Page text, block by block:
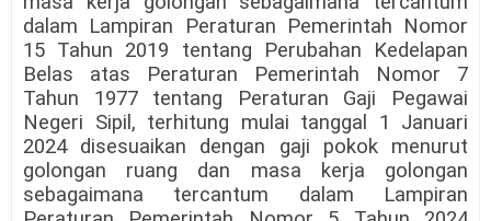
dalam Lampiran Peraturan Pemerintah Nomor
15 Tahun 2019 tentang Perubahan Kedelapan
Belas atas Peraturan Pemerintah Nomor 7
Tahun 1977 tentang Peraturan Gaji Pegawai
Negeri Sipil, terhitung mulai tanggal 1 Januari
2024 disesuaikan dengan gaji pokok menurut
golongan ruang dan masa kerja golongan
sebagaimana tercantum dalam Lampiran